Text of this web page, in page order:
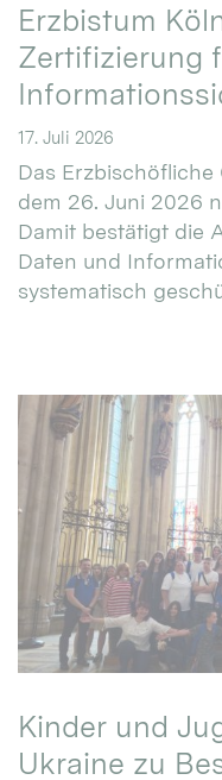
Erzbistum
Zertifizierung
17. Juli 2026
Das
dem 26. Juni 2026
Damit bestätigt die
Daten und
systematisch
Kinder und
Ukraine zu